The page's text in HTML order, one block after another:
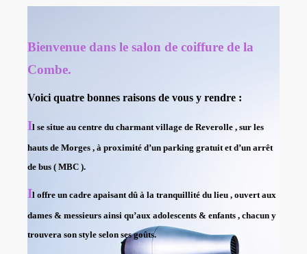
Bienvenue dans le salon de coiffure de la
Combe.
Voici quatre bonnes raisons de vous y rendre :
Il se situe au centre du charmant village de Reverolle , sur les
hauts de Morges , à proximité d’un parking gratuit et d’un arrêt
de bus ( MBC ).
Il offre un cadre apaisant dû à la tranquillité du lieu , ouvert aux
dames & messieurs ainsi qu’aux adolescents & enfants , chacun y
trouvera son style selon ses goûts.